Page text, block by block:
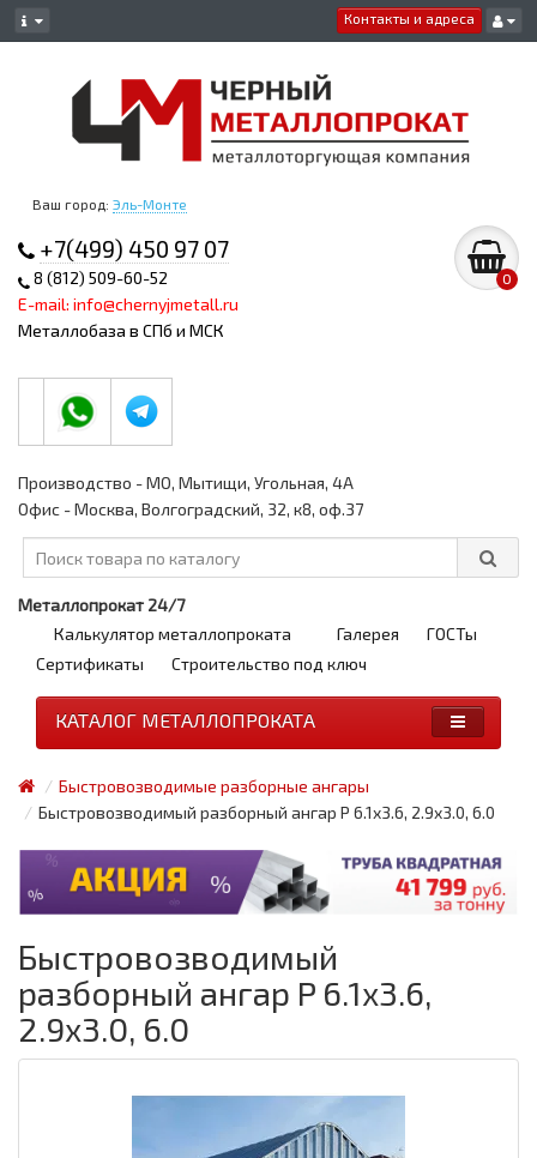
Контакты и адреса
Ваш город: Эль-Монте
+7(499) 450 97 07
8 (812) 509-60-52
E-mail: info@chernyjmetall.ru
Металлобаза в СПб и МСК
0
Производство - МО, Мытищи, Угольная, 4А
Офис - Москва, Волгоградский, 32, к8, оф.37
Металлопрокат 24/7
Калькулятор металлопроката
Галерея
ГОСТы
Сертификаты
Строительство под ключ
КАТАЛОГ МЕТАЛЛОПРОКАТА
Быстровозводимые разборные ангары
Быстровозводимый разборный ангар P 6.1x3.6, 2.9x3.0, 6.0
Быстровозводимый
разборный ангар P 6.1x3.6,
2.9x3.0, 6.0